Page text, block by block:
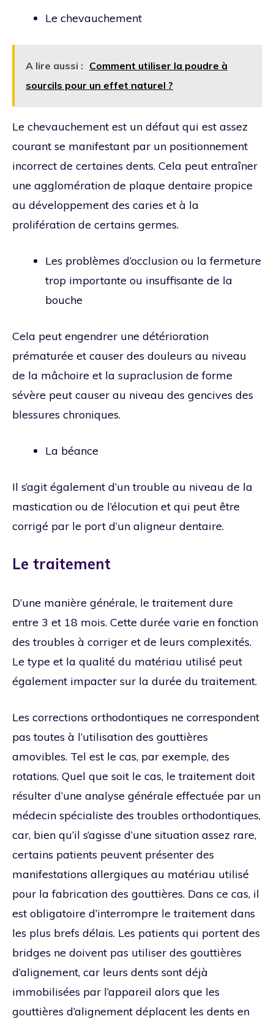
Le chevauchement
A lire aussi : Comment utiliser la poudre à
sourcils pour un effet naturel ?
Le chevauchement est un défaut qui est assez
courant se manifestant par un positionnement
incorrect de certaines dents. Cela peut entraîner
une agglomération de plaque dentaire propice
au développement des caries et à la
prolifération de certains germes.
Les problèmes d’occlusion ou la fermeture
trop importante ou insuffisante de la
bouche
Cela peut engendrer une détérioration
prématurée et causer des douleurs au niveau
de la mâchoire et la supraclusion de forme
sévère peut causer au niveau des gencives des
blessures chroniques.
La béance
Il s’agit également d’un trouble au niveau de la
mastication ou de l’élocution et qui peut être
corrigé par le port d’un aligneur dentaire.
Le traitement
D’une manière générale, le traitement dure
entre 3 et 18 mois. Cette durée varie en fonction
des troubles à corriger et de leurs complexités.
Le type et la qualité du matériau utilisé peut
également impacter sur la durée du traitement.
Les corrections orthodontiques ne correspondent
pas toutes à l’utilisation des gouttières
amovibles. Tel est le cas, par exemple, des
rotations. Quel que soit le cas, le traitement doit
résulter d’une analyse générale effectuée par un
médecin spécialiste des troubles orthodontiques,
car, bien qu’il s’agisse d’une situation assez rare,
certains patients peuvent présenter des
manifestations allergiques au matériau utilisé
pour la fabrication des gouttières. Dans ce cas, il
est obligatoire d’interrompre le traitement dans
les plus brefs délais. Les patients qui portent des
bridges ne doivent pas utiliser des gouttières
d’alignement, car leurs dents sont déjà
immobilisées par l’appareil alors que les
gouttières d’alignement déplacent les dents en